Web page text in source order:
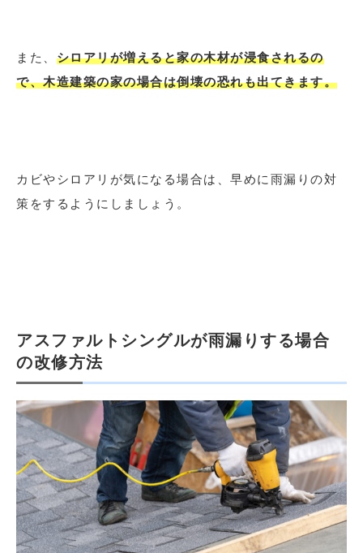
また、 シロアリが増えると家の木材が浸食されるの
で、木造建築の家の場合は倒壊の恐れも出てきます。
カビやシロアリが気になる場合は、早めに雨漏りの対
策をするようにしましょう。
アスファルトシングルが雨漏りする場合
の改修方法